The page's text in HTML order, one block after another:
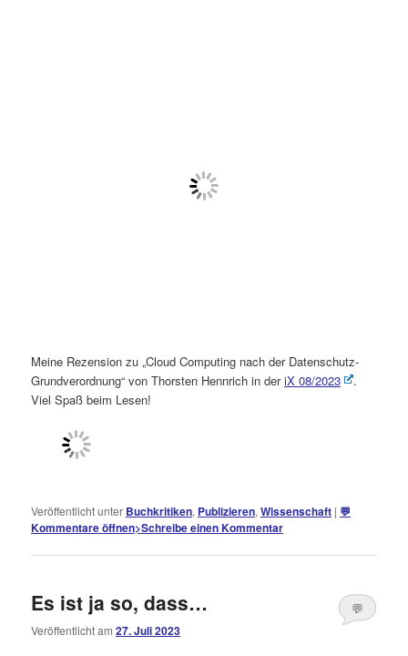
Meine Rezension zu „Cloud Computing nach der Datenschutz-
Grundverordnung“ von Thorsten Hennrich in deriX 08/2023
.
Viel Spaß beim Lesen!
Veröffentlicht unter Buchkritiken, Publizieren,Wissenschaft | 💬
Kommentare öffnen>Schreibe einen Kommentar
Es ist ja so, dass…
Veröffentlicht am27. Juli 2023
💬